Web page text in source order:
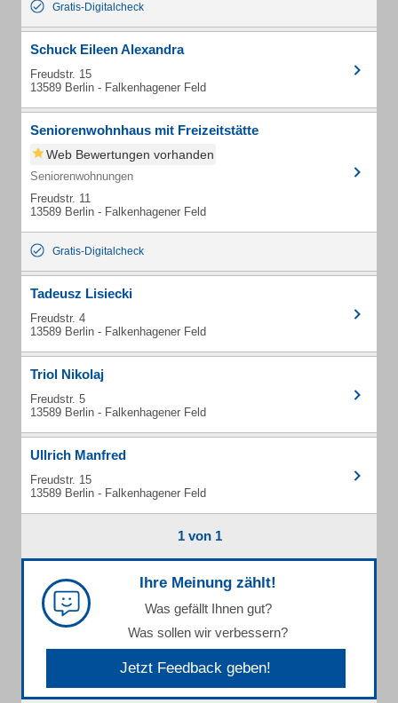
Gratis-Digitalcheck
Schuck Eileen Alexandra
Freudstr. 15
13589 Berlin - Falkenhagener Feld
Seniorenwohnhaus mit Freizeitstätte
Web Bewertungen vorhanden
Seniorenwohnungen
Freudstr. 11
13589 Berlin - Falkenhagener Feld
Gratis-Digitalcheck
Tadeusz Lisiecki
Freudstr. 4
13589 Berlin - Falkenhagener Feld
Triol Nikolaj
Freudstr. 5
13589 Berlin - Falkenhagener Feld
Ullrich Manfred
Freudstr. 15
13589 Berlin - Falkenhagener Feld
1 von 1
Ihre Meinung zählt!
Was gefällt Ihnen gut?
Was sollen wir verbessern?
Jetzt Feedback geben!